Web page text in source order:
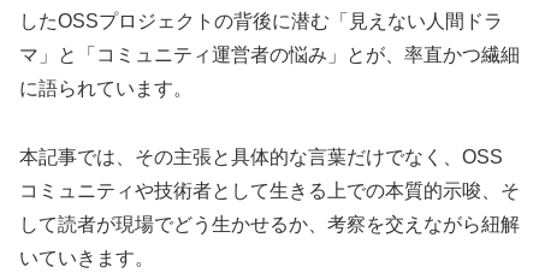
したOSSプロジェクトの背後に潜む「見えない人間ドラ
マ」と「コミュニティ運営者の悩み」とが、率直かつ繊細
に語られています。
本記事では、その主張と具体的な言葉だけでなく、OSS
コミュニティや技術者として生きる上での本質的示唆、そ
して読者が現場でどう生かせるか、考察を交えながら紐解
いていきます。